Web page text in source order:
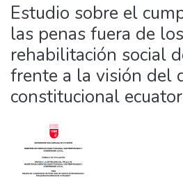
All of DSpace
Statistics
Estudio sobre el
las penas fuera de
rehabilitación social
frente a la visión del
constitucional